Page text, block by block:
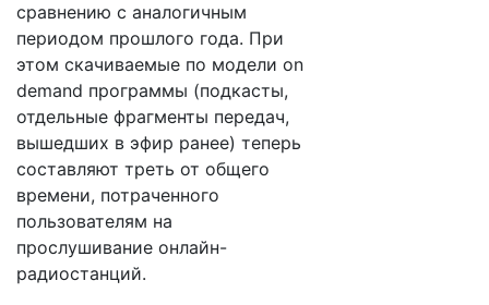
сравнению с аналогичным
периодом прошлого года. При
этом скачиваемые по модели on
demand программы (подкасты,
отдельные фрагменты передач,
вышедших в эфир ранее) теперь
составляют треть от общего
времени, потраченного
пользователям на
прослушивание онлайн-
радиостанций.